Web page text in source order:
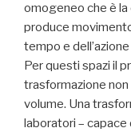
omogeneo che è la
produce
tempo e
Per questi spazi il
trasformazione
volume. Una
laboratori – capace